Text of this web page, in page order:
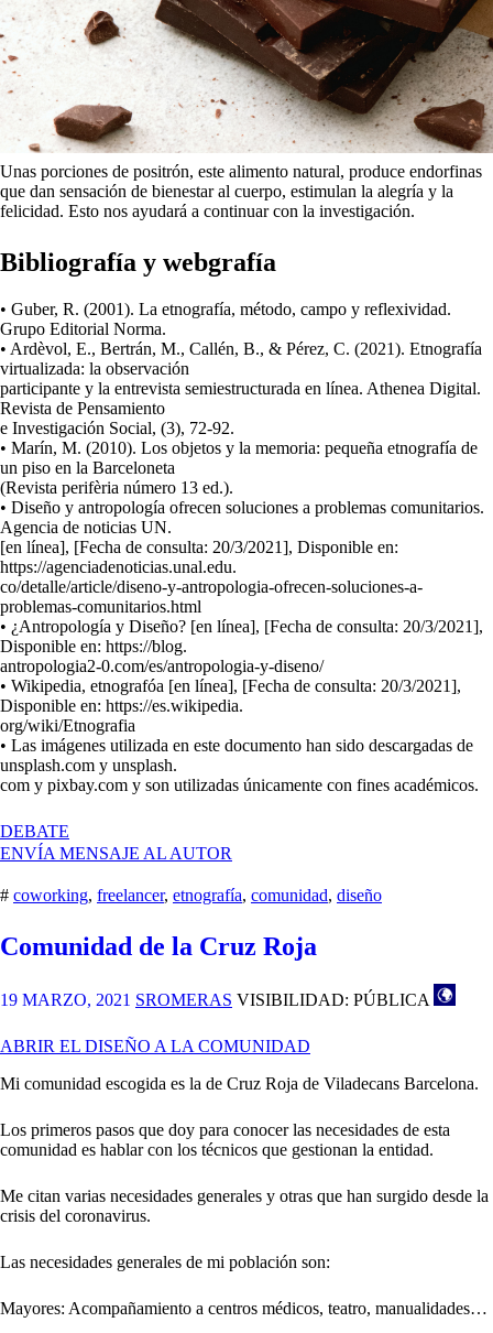
Unas porciones de positrón, este alimento natural, produce endorfinas
que dan sensación de bienestar al cuerpo, estimulan la alegría y la
felicidad. Esto nos ayudará a continuar con la investigación.
Bibliografía y webgrafía
• Guber, R. (2001). La etnografía, método, campo y reflexividad.
Grupo Editorial Norma.
• Ardèvol, E., Bertrán, M., Callén, B., & Pérez, C. (2021). Etnografía
virtualizada: la observación
participante y la entrevista semiestructurada en línea. Athenea Digital.
Revista de Pensamiento
e Investigación Social, (3), 72-92.
• Marín, M. (2010). Los objetos y la memoria: pequeña etnografía de
un piso en la Barceloneta
(Revista perifèria número 13 ed.).
• Diseño y antropología ofrecen soluciones a problemas comunitarios.
Agencia de noticias UN.
[en línea], [Fecha de consulta: 20/3/2021], Disponible en:
https://agenciadenoticias.unal.edu.
co/detalle/article/diseno-y-antropologia-ofrecen-soluciones-a-
problemas-comunitarios.html
• ¿Antropología y Diseño? [en línea], [Fecha de consulta: 20/3/2021],
Disponible en: https://blog.
antropologia2-0.com/es/antropologia-y-diseno/
• Wikipedia, etnografóa [en línea], [Fecha de consulta: 20/3/2021],
Disponible en: https://es.wikipedia.
org/wiki/Etnografia
• Las imágenes utilizada en este documento han sido descargadas de
unsplash.com y unsplash.
com y pixbay.com y son utilizadas únicamente con fines académicos.
DEBATE
KIT
CAMPO
DE
FREELANCER
ENVÍA MENSAJE AL AUTOR
# coworking, freelancer, etnografía, comunidad, diseño
Comunidad de la Cruz Roja
19 MARZO, 2021 SROMERAS VISIBILIDAD: PÚBLICA
ABRIR EL DISEÑO A LA COMUNIDAD
Mi comunidad escogida es la de Cruz Roja de Viladecans Barcelona.
Los primeros pasos que doy para conocer las necesidades de esta
comunidad es hablar con los técnicos que gestionan la entidad.
Me citan varias necesidades generales y otras que han surgido desde la
crisis del coronavirus.
Las necesidades generales de mi población son:
Mayores: Acompañamiento a centros médicos, teatro, manualidades…